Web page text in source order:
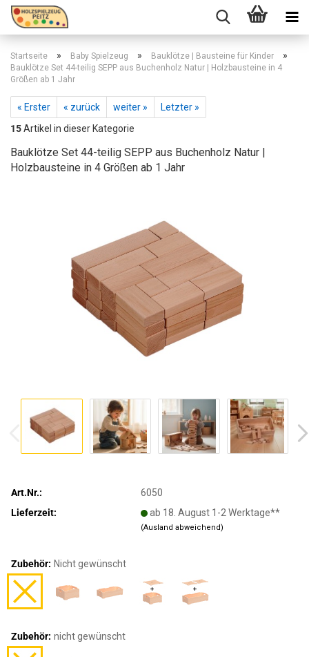
Startseite » Baby Spielzeug » Bauklötze | Bausteine für Kinder »
Bauklötze Set 44-teilig SEPP aus Buchenholz Natur | Holzbausteine in 4
Größen ab 1 Jahr
« Erster « zurück weiter »
Letzter »
15Artikel in dieser Kategorie
Bauklötze Set 44-teilig SEPP aus Buchenholz Natur |
Holzbausteine in 4 Größen ab 1 Jahr
Art.Nr.:
6050
Lieferzeit:
ab 18. August 1-2 Werktage**
(Ausland abweichend)
Zubehör: Nicht gewünscht
Zubehör: nicht gewünscht